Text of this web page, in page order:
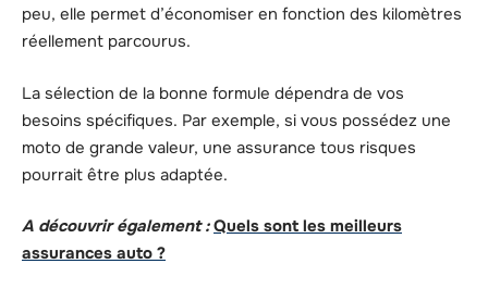
peu, elle permet d’économiser en fonction des kilomètres
réellement parcourus.
La sélection de la bonne formule dépendra de vos
besoins spécifiques. Par exemple, si vous possédez une
moto de grande valeur, une assurance tous risques
pourrait être plus adaptée.
A découvrir également : Quels sont les meilleurs
assurances auto ?